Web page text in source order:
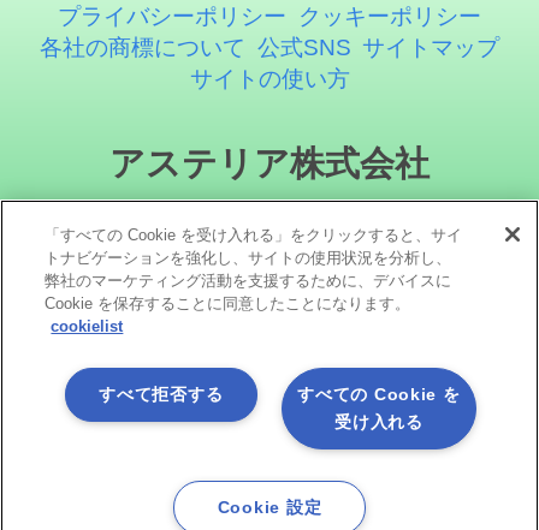
プライバシーポリシー
クッキーポリシー
各社の商標について 公式SNS サイトマップ
サイトの使い方
アステリア株式会社
ソーシャルメディア
Copyright©1998 -2026 Asteria Corporation. All Rights Reserved.
「すべての Cookie を受け入れる」をクリックすると、サイ
トナビゲーションを強化し、サイトの使用状況を分析し、
弊社のマーケティング活動を支援するために、デバイスに
Cookie を保存することに同意したことになります。
cookielist
すべての Cookie を
受け入れる
すべて拒否する
Cookie 設定